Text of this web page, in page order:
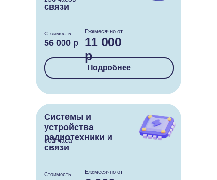
Системы и
устройства
радиотехники и
связи
502 часа
Ежемесячно от
Стоимость
связи
11 000
р
56 000 р
Ежемесячно от
Стоимость
Подробнее